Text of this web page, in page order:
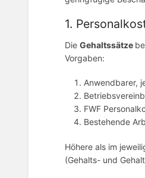
1.
DieGehaltssätze
Vorgaben:
Anwendbarer,
FWF
Bestehende
Höhere als im
(Gehalts- und